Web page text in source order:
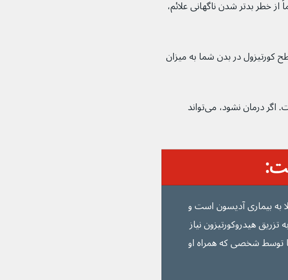
از خطر بدتر شدن ناگهانی علائم،
سطح کورتیزول در بدن شما به میزان
بحران آدرنال یک اورژانس پزشکی است. اگر درمان نشود، می‌تواند
مبتلا به بیماری آدیسون است و
می‌کند، فوراً به تزریق هیدروکورتیزون نیاز
توسط شخصی که همراه او